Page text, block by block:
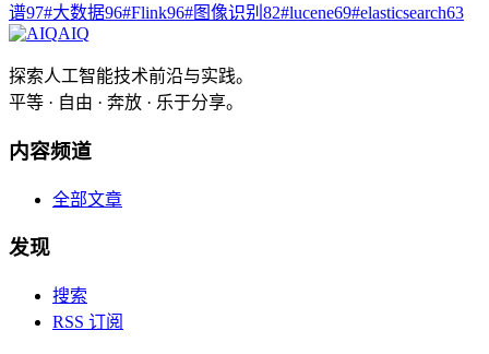
谱97#大数据96#Flink96#图像识别 82#lucene69#elasticsearch63
AIQ
探索人工智能技术前沿与实践。
平等 · 自由 · 奔放 · 乐于分享。
内容频道
全部文章
发现
搜索
RSS 订阅